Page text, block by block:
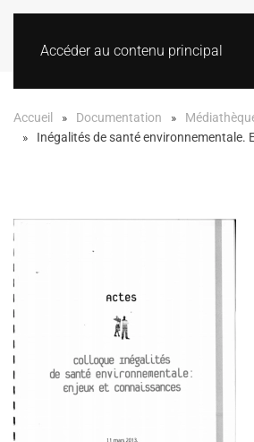
Accéder au contenu principal
Accueil Documentation
Inégalités de santé environnementale.